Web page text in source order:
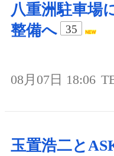
八重洲駐車場
整備へ
35
08月07日 18:06
玉置浩二と